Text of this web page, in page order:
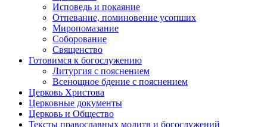
Исповедь и покаяние
Отпевание, поминовение усопших
Миропомазание
Соборование
Священство
Готовимся к богослужению
Литургия с пояснением
Всенощное бдение с пояснением
Церковь Христова
Церковные документы
Церковь и Общество
Тексты православных молитв и богослужений